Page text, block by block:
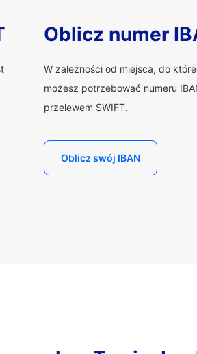
Oblicz numer
W zależności od miejsca, do
możesz potrzebować numeru
przelewem SWIFT.
Oblicz swój IBAN